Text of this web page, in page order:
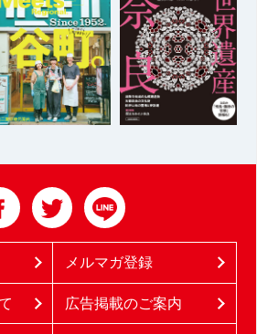
メルマガ登録
広告掲載のご案内